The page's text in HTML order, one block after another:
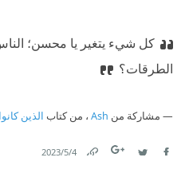
كل شيء يتغير يا محسن؛
الطرقات؟
مشاركة من Ash ، من كتاب الذين
4‏/5‏/2023